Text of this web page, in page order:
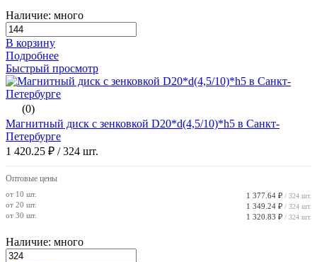
Наличие: много
В корзину
Подробнее
Быстрый просмотр
(0)
Магнитный диск с зенковкой D20*d(4,5/10)*h5 в Санкт-
Петербурге
1 420.25 ₽ / 324 шт.
Оптовые цены
от 10 шт. 1 377.64 ₽ / 324 шт.
от 20 шт. 1 349.24 ₽ / 324 шт.
от 30 шт. 1 320.83 ₽ / 324 шт.
Наличие: много